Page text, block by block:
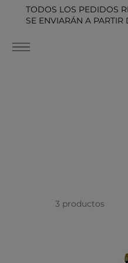
TODOS LOS PEDIDOS
SE ENVIARÁN A
3 productos